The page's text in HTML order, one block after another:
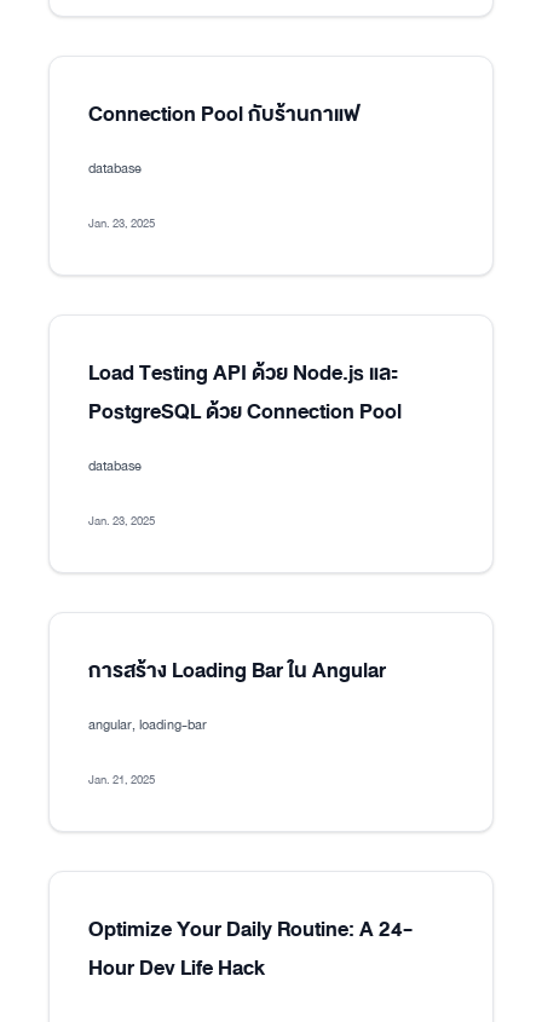
Connection Pool กับร้านกาแฟ
database
Jan. 23, 2025
Load Testing API ด้วย Node.js และ
PostgreSQL ด้วย Connection Pool
database
Jan. 23, 2025
การสร้าง Loading Bar ใน Angular
angular, loading-bar
Jan. 21, 2025
Optimize Your Daily Routine: A 24-
Hour Dev Life Hack